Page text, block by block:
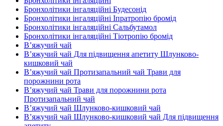
Бронхолітики інгаляційні Будесонід
Бронхолітики інгаляційні Іпратропію бромід
Бронхолітики інгаляційні Сальбутамол
Бронхолітики інгаляційні Тіотропію бромід
В’яжучий чай
В’яжучий чай Для підвищення апетиту Шлунково-
кишковий чай
В’яжучий чай Протизапальний чай Трави для
порожнини рота
В’яжучий чай Трави для порожнини рота
Протизапальний чай
В’яжучий чай Шлунково-кишковий чай
В’яжучий чай Шлунково-кишковий чай Для підвищення